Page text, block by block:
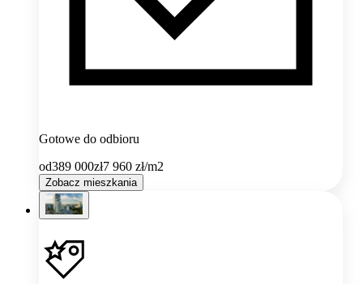
Gotowe do odbioru
od389 000zł7 960 zł/m2
Zobacz mieszkania